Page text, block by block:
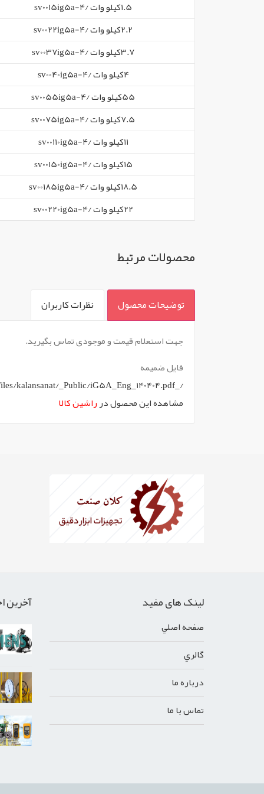
1.5کیلو وات /sv0015ig5a-4
2.2کیلو وات /sv0022ig5a-4
3.7کیلو وات /sv0037ig5a-4
4کیلو وات /sv0040ig5a-4
55کیلو وات /sv0055ig5a-4
7.5کیلو وات /sv0075ig5a-4
11کیلو وات /sv00110ig5a-4
15کیلو وات /sv00150ig5a-4
18.5کیلو وات /sv00185ig5a-4
22کیلو وات /sv00220ig5a-4
محصولات مرتبط
توضیحات محصول نظرات کاربران
جهت استعلام قیمت و موجودی تماس بگیرید.
فایل ضمیمه
/_WebAppFiles/kalansanat/_Public/iG5A_Eng_140404.pdf
مشاهده این محصول درراشین کالا
لینک های مفید
صفحه اصلي
گالري
درباره ما
تماس با ما
آخرین